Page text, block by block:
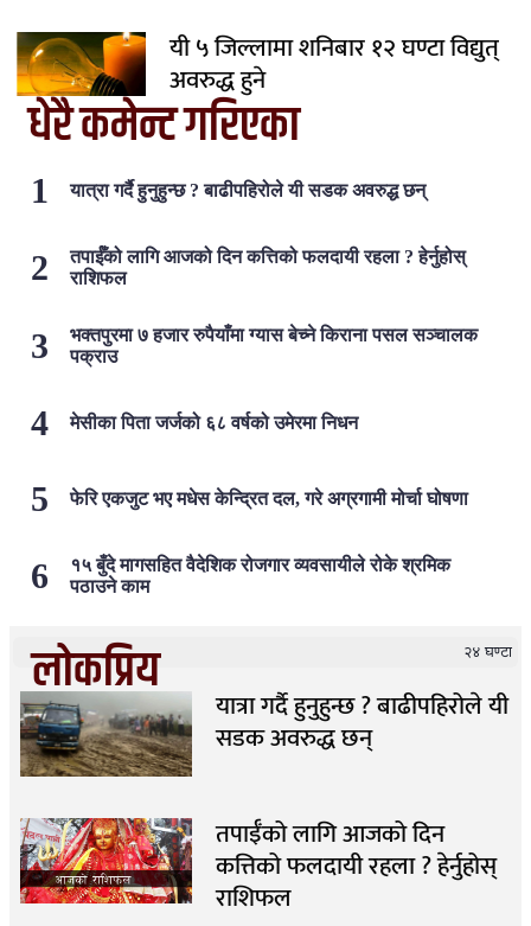
यी ५ जिल्लामा शनिबार १२ घण्टा विद्युत्
अवरुद्ध हुने
धेरै कमेन्ट गरिएका
यात्रा गर्दै हुनुहुन्छ ? बाढीपहिरोले यी सडक अवरुद्ध छन्
तपाईँको लागि आजको दिन कत्तिको फलदायी रहला ? हेर्नुहोस्
राशिफल
भक्तपुरमा ७ हजार रुपैयाँमा ग्यास बेच्ने किराना पसल सञ्चालक
पक्राउ
मेसीका पिता जर्जको ६८ वर्षको उमेरमा निधन
फेरि एकजुट भए मधेस केन्द्रित दल, गरे अग्रगामी मोर्चा घोषणा
१५ बुँदे मागसहित वैदेशिक रोजगार व्यवसायीले रोके श्रमिक
पठाउने काम
लोकप्रिय २४ घण्टा
यात्रा गर्दै हुनुहुन्छ ? बाढीपहिरोले यी
सडक अवरुद्ध छन्
तपाईँको लागि आजको दिन
कत्तिको फलदायी रहला ? हेर्नुहोस्
राशिफल